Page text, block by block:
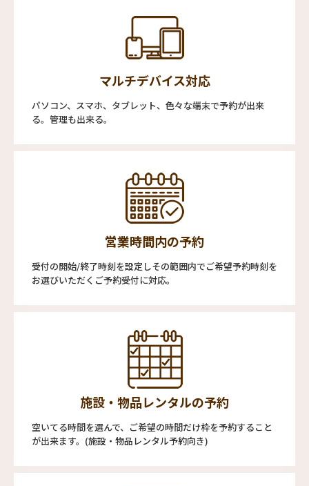
マルチデバイス対応
パソコン、スマホ、タブレット、色々な端末で予約が出来
る。管理も出来る。
営業時間内の予約
受付の開始/終了時刻を設定しその範囲内でご希望予約時刻を
お選びいただくご予約受付に対応。
施設・物品レンタルの予約
空いてる時間を選んで、ご希望の時間だけ枠を予約すること
が出来ます。(施設・物品レンタル予約向き)